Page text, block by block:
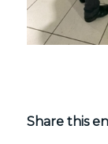
Share this